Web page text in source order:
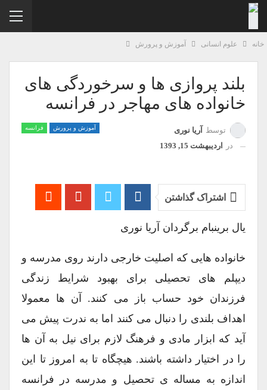
علوم انسانی آموزش و پرورش
بلند پروازی ها و سرخوردگی های
خانواده های مهاجر در فرانسه
آموزش و پرورش فرانسه توسطآریا نوری
دراردیبهشت 15, 1393
اشتراک گذاشتن
یال برینبام برگردان آریا نوری
خانواده هایی که اصلیت خارجی دارند روی مدرسه و
دیپلم های تحصیلی برای بهبود شرایط زندگی
فرزندان خود حساب باز می کنند. آن ها معمولا
اهداف بلندی را دنبال می کنند اما به ندرت پیش می
آید که ابزار مادی و فرهنگ لازم برای نیل به آن ها
را در اختیار داشته باشند. هیچگاه تا به امروز تا این
اندازه به مساله ی تحصیل و مدرسه در فرانسه